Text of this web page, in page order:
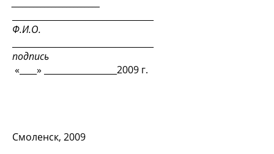
Ф.И.О.
подпись
«____» _________________2009 г.
Смоленск, 2009